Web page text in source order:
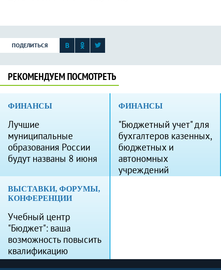
ПОДЕЛИТЬСЯ
РЕКОМЕНДУЕМ ПОСМОТРЕТЬ
ФИНАНСЫ
Лучшие
муниципальные
образования России
будут названы 8 июня
ФИНАНСЫ
"Бюджетный учет" для
бухгалтеров казенных,
бюджетных и
автономных
учреждений
ВЫСТАВКИ, ФОРУМЫ,
КОНФЕРЕНЦИИ
Учебный центр
"Бюджет": ваша
возможность повысить
квалификацию